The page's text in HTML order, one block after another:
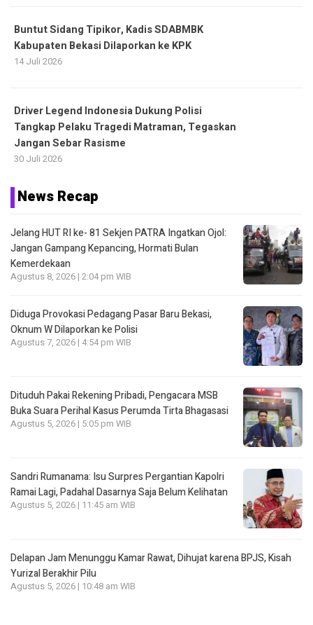
Buntut Sidang Tipikor, Kadis SDABMBK
Kabupaten Bekasi Dilaporkan ke KPK
14 Juli 2026
Driver Legend Indonesia Dukung Polisi
Tangkap Pelaku Tragedi Matraman, Tegaskan
Jangan Sebar Rasisme
30 Juli 2026
News Recap
Jelang HUT RI ke- 81 Sekjen PATRA Ingatkan Ojol:
Jangan Gampang Kepancing, Hormati Bulan
Kemerdekaan
Agustus 8, 2026 | 2:04 pm WIB
Diduga Provokasi Pedagang Pasar Baru Bekasi,
Oknum W Dilaporkan ke Polisi
Agustus 7, 2026 | 4:54 pm WIB
Dituduh Pakai Rekening Pribadi, Pengacara MSB
Buka Suara Perihal Kasus Perumda Tirta Bhagasasi
Agustus 5, 2026 | 5:05 pm WIB
Sandri Rumanama: Isu Surpres Pergantian Kapolri
Ramai Lagi, Padahal Dasarnya Saja Belum Kelihatan
Agustus 5, 2026 | 11:45 am WIB
Delapan Jam Menunggu Kamar Rawat, Dihujat karena BPJS, Kisah
Yurizal Berakhir Pilu
Agustus 5, 2026 | 10:48 am WIB